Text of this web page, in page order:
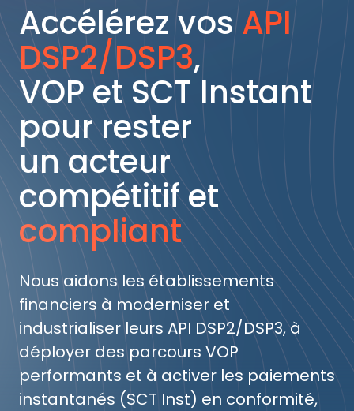
Accélérez vosAPI
DSP2/DSP3,
VOP et SCT Instant
pour rester
un acteur
compétitif et
compliant
Nous aidons les établissements
financiers à moderniser et
industrialiser leurs API DSP2/DSP3, à
déployer des parcours VOP
performants et à activer les paiements
instantanés (SCT Inst) en conformité,